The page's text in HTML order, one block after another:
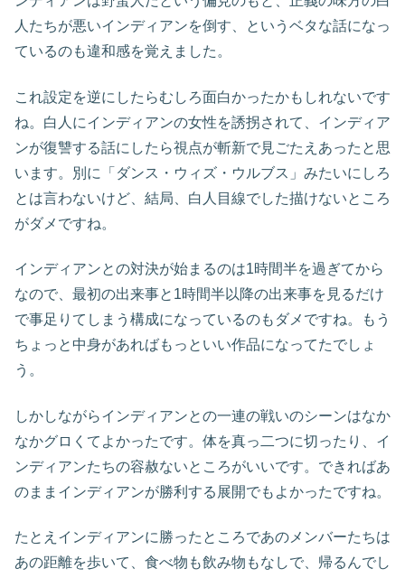
人たちが悪いインディアンを倒す、というベタな話になっ
ているのも違和感を覚えました。
これ設定を逆にしたらむしろ面白かったかもしれないです
ね。白人にインディアンの女性を誘拐されて、インディア
ンが復讐する話にしたら視点が斬新で見ごたえあったと思
います。別に「ダンス・ウィズ・ウルブス」みたいにしろ
とは言わないけど、結局、白人目線でした描けないところ
がダメですね。
インディアンとの対決が始まるのは1時間半を過ぎてから
なので、最初の出来事と1時間半以降の出来事を見るだけ
で事足りてしまう構成になっているのもダメですね。もう
ちょっと中身があればもっといい作品になってたでしょ
う。
しかしながらインディアンとの一連の戦いのシーンはなか
なかグロくてよかったです。体を真っ二つに切ったり、イ
ンディアンたちの容赦ないところがいいです。できればあ
のままインディアンが勝利する展開でもよかったですね。
たとえインディアンに勝ったところであのメンバーたちは
あの距離を歩いて、食べ物も飲み物もなしで、帰るんでし